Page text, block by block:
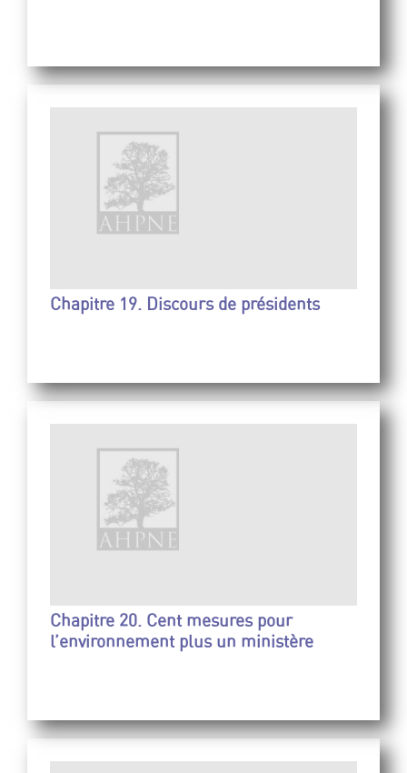
Chapitre 19. Discours de présidents
Chapitre 20. Cent mesures pour
l’environnement plus un ministère